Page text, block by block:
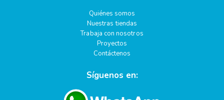
Quiénes somos
Nuestras tiendas
Trabaja con nosotros
Proyectos
Contáctenos
Síguenos en: